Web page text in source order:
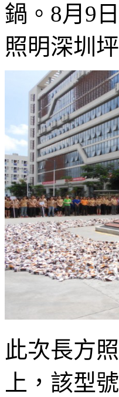
鍋。8月9
照明深圳
此次長方
上，該型